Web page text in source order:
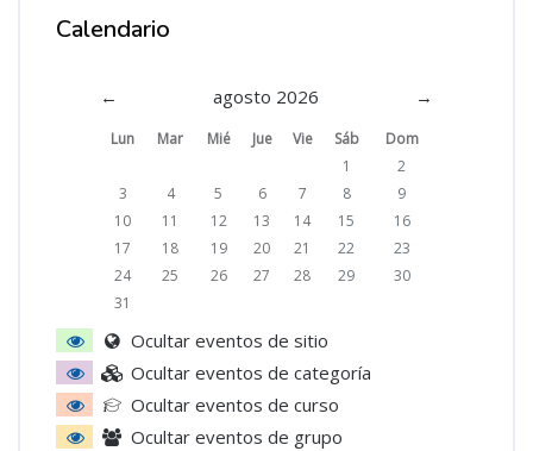
Salta Calendario
Calendario
← agosto 2026 →
Lunes
Lun Martes
Mar Miércoles
Mié Jueves
Jue Viernes
Vie Sábado
Sáb Domingo
Dom
Sin eventos, sábado, 1
1 Sin eventos,
2
Sin eventos, lunes, 3 agosto
3 Sin eventos, martes, 4 agosto
4 Sin eventos, miércoles, 5 agosto
5 Sin eventos, jueves, 6 agosto
6 Sin eventos, viernes, 7 agosto
7 Sin eventos, sábado, 8
8 Sin eventos,
9
Sin eventos, lunes, 10 agosto
10 Sin eventos, martes, 11 agosto
11 Sin eventos, miércoles, 12 agosto
12 Sin eventos, jueves, 13 agosto
13 Sin eventos, viernes, 14 agosto
14 Sin eventos, sábado, 15
15 Sin eventos,
16
Sin eventos, lunes, 17 agosto
17 Sin eventos, martes, 18 agosto
18 Sin eventos, miércoles, 19 agosto
19 Sin eventos, jueves, 20 agosto
20 Sin eventos, viernes, 21 agosto
21 Sin eventos, sábado, 22
22 Sin eventos,
23
Sin eventos, lunes, 24 agosto
24 Sin eventos, martes, 25 agosto
25 Sin eventos, miércoles, 26 agosto
26 Sin eventos, jueves, 27 agosto
27 Sin eventos, viernes, 28 agosto
28 Sin eventos, sábado, 29
29 Sin eventos,
30
Sin eventos, lunes, 31 agosto
31
Ocultar eventos de sitio
Ocultar eventos de categoría
Ocultar eventos de curso
Ocultar eventos de grupo